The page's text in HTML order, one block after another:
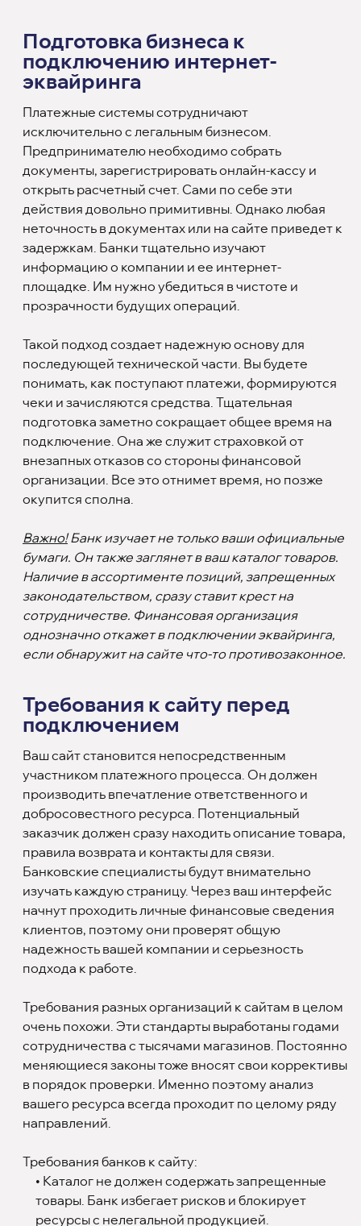
Подготовка бизнеса к
подключению интернет-
эквайринга
Платежные системы сотрудничают
исключительно с легальным бизнесом.
Предпринимателю необходимо собрать
документы, зарегистрировать онлайн-кассу и
открыть расчетный счет. Сами по себе эти
действия довольно примитивны. Однако любая
неточность в документах или на сайте приведет к
задержкам. Банки тщательно изучают
информацию о компании и ее интернет-
площадке. Им нужно убедиться в чистоте и
прозрачности будущих операций.
Такой подход создает надежную основу для
последующей технической части. Вы будете
понимать, как поступают платежи, формируются
чеки и зачисляются средства. Тщательная
подготовка заметно сокращает общее время на
подключение. Она же служит страховкой от
внезапных отказов со стороны финансовой
организации. Все это отнимет время, но позже
окупится сполна.
Важно!Банк изучает не только ваши официальные
бумаги. Он также заглянет в ваш каталог товаров.
Наличие в ассортименте позиций, запрещенных
законодательством, сразу ставит крест на
сотрудничестве. Финансовая организация
однозначно откажет в подключении эквайринга,
если обнаружит на сайте что-то противозаконное.
Требования к сайту перед
подключением
Ваш сайт становится непосредственным
участником платежного процесса. Он должен
производить впечатление ответственного и
добросовестного ресурса. Потенциальный
заказчик должен сразу находить описание товара,
правила возврата и контакты для связи.
Банковские специалисты будут внимательно
изучать каждую страницу. Через ваш интерфейс
начнут проходить личные финансовые сведения
клиентов, поэтому они проверят общую
надежность вашей компании и серьезность
подхода к работе.
Требования разных организаций к сайтам в целом
очень похожи. Эти стандарты выработаны годами
сотрудничества с тысячами магазинов. Постоянно
меняющиеся законы тоже вносят свои коррективы
в порядок проверки. Именно поэтому анализ
вашего ресурса всегда проходит по целому ряду
направлений.
Требования банков к сайту:
• Каталог не должен содержать запрещенные
товары. Банк избегает рисков и блокирует
ресурсы с нелегальной продукцией.